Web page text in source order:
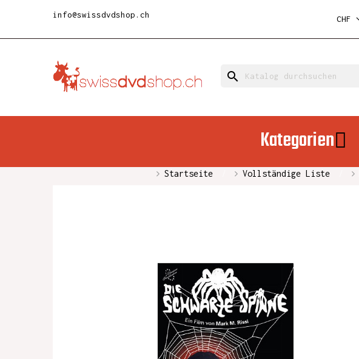
info@swissdvdshop.ch CHF
search
Kategorien
Startseite Vollständige Liste